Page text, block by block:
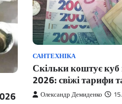
САНТЕХНІКА
Скільки коштує куб
2026: свіжі тарифи
Олександр Демиденко